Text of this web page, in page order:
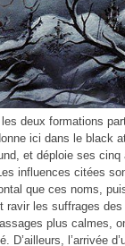
deux formations
ici dans le black
et déploie ses
influences citées
que ces noms,
les suffrages
plus calmes,
l’arrivée